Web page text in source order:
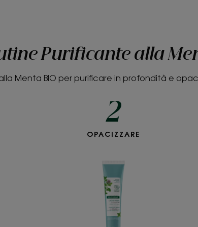
Purificante alla
Menta BIO per purificare in profondità e
2
Crema
Menta
BIO
OPACIZZARE